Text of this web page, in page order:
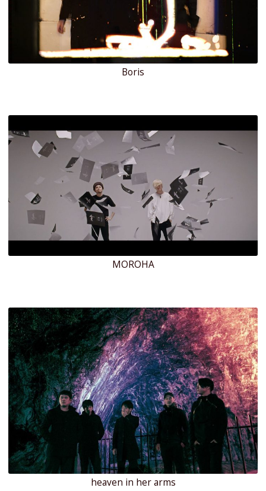
Boris
MOROHA
heaven in her arms